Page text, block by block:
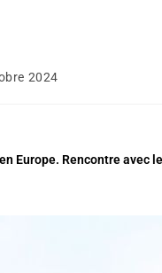
2024
Europe. Rencontre avec